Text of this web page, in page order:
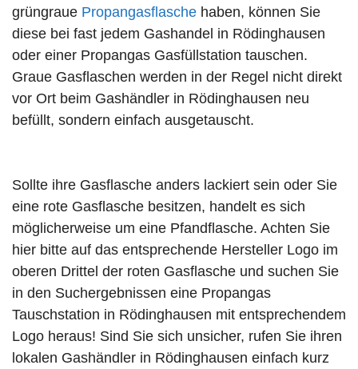
grüngraue Propangasflasche haben, können Sie
diese bei fast jedem Gashandel in Rödinghausen
oder einer Propangas Gasfüllstation tauschen.
Graue Gasflaschen werden in der Regel nicht direkt
vor Ort beim Gashändler in Rödinghausen neu
befüllt, sondern einfach ausgetauscht.
Sollte ihre Gasflasche anders lackiert sein oder Sie
eine rote Gasflasche besitzen, handelt es sich
möglicherweise um eine Pfandflasche. Achten Sie
hier bitte auf das entsprechende Hersteller Logo im
oberen Drittel der roten Gasflasche und suchen Sie
in den Suchergebnissen eine Propangas
Tauschstation in Rödinghausen mit entsprechendem
Logo heraus! Sind Sie sich unsicher, rufen Sie ihren
lokalen Gashändler in Rödinghausen einfach kurz